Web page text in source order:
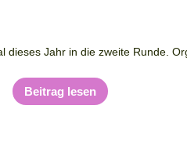
dieses Jahr in die zweite Runde.
Beitrag lesen